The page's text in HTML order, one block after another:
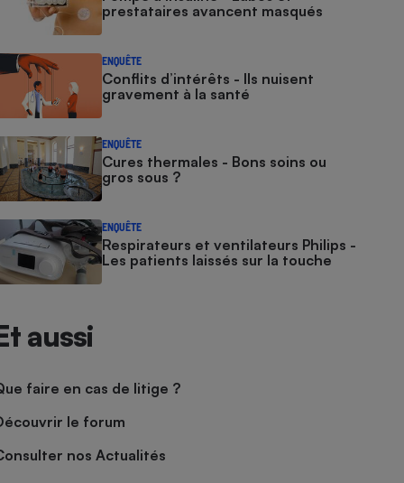
prestataires avancent masqués
ENQUÊTE
Conflits d’intérêts - Ils nuisent
gravement à la santé
ENQUÊTE
Cures thermales - Bons soins ou
gros sous ?
ENQUÊTE
Respirateurs et ventilateurs Philips -
Les patients laissés sur la touche
aussi
faire en cas de litige ?
le forum
nos Actualités